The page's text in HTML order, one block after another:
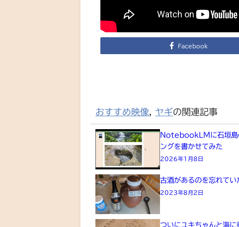
Facebook
おすすめ映像, ヤギの関連記事
NotebookLMに石垣島
ングを書かせてみた
2026年1月8日
古酒があるのを忘れてい
2023年8月2日
ついにユキちゃんと海に